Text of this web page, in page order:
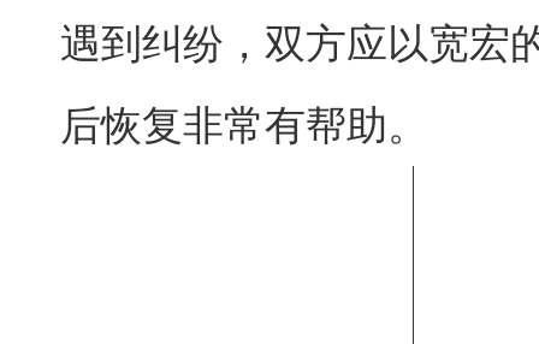
遇到纠纷，双方应以宽宏
后恢复非常有帮助。